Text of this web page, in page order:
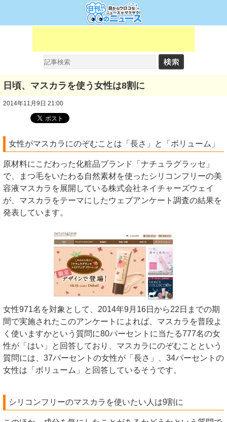
日頃、マスカラを使う女性は8割に
2014年11月9日 21:00
女性がマスカラにのぞむことは「長さ」と「ボリューム」
原材料にこだわった化粧品ブランド「ナチュラグラッセ」
で、まつ毛をいたわる自然素材を使ったシリコンフリーの美
容液マスカラを展開している株式会社ネイチャーズウェイ
が、マスカラをテーマにしたウェブアンケート調査の結果を
発表しています。
女性971名を対象として、2014年9月16日から22日までの期
間で実施されたこのアンケートによれば、マスカラを普段よ
く使いますかという質問に80パーセントに当たる777名の女
性が「はい」と回答しており、マスカラにのぞむことという
質問には、37パーセントの女性が「長さ」、34パーセントの
女性は「ボリューム」と回答しているそうです。
シリコンフリーのマスカラを使いたい人は9割に